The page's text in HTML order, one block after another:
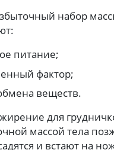
набор
питание;
фактор;
веществ.
для
массой тела
и встают на